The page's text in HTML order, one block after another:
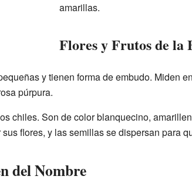
amarillas.
Flores y Frutos de la
y tienen forma de embudo. Miden
púrpura.
chiles. Son de color blanquecino,
flores, y las semillas se dispersan para
del Nombre